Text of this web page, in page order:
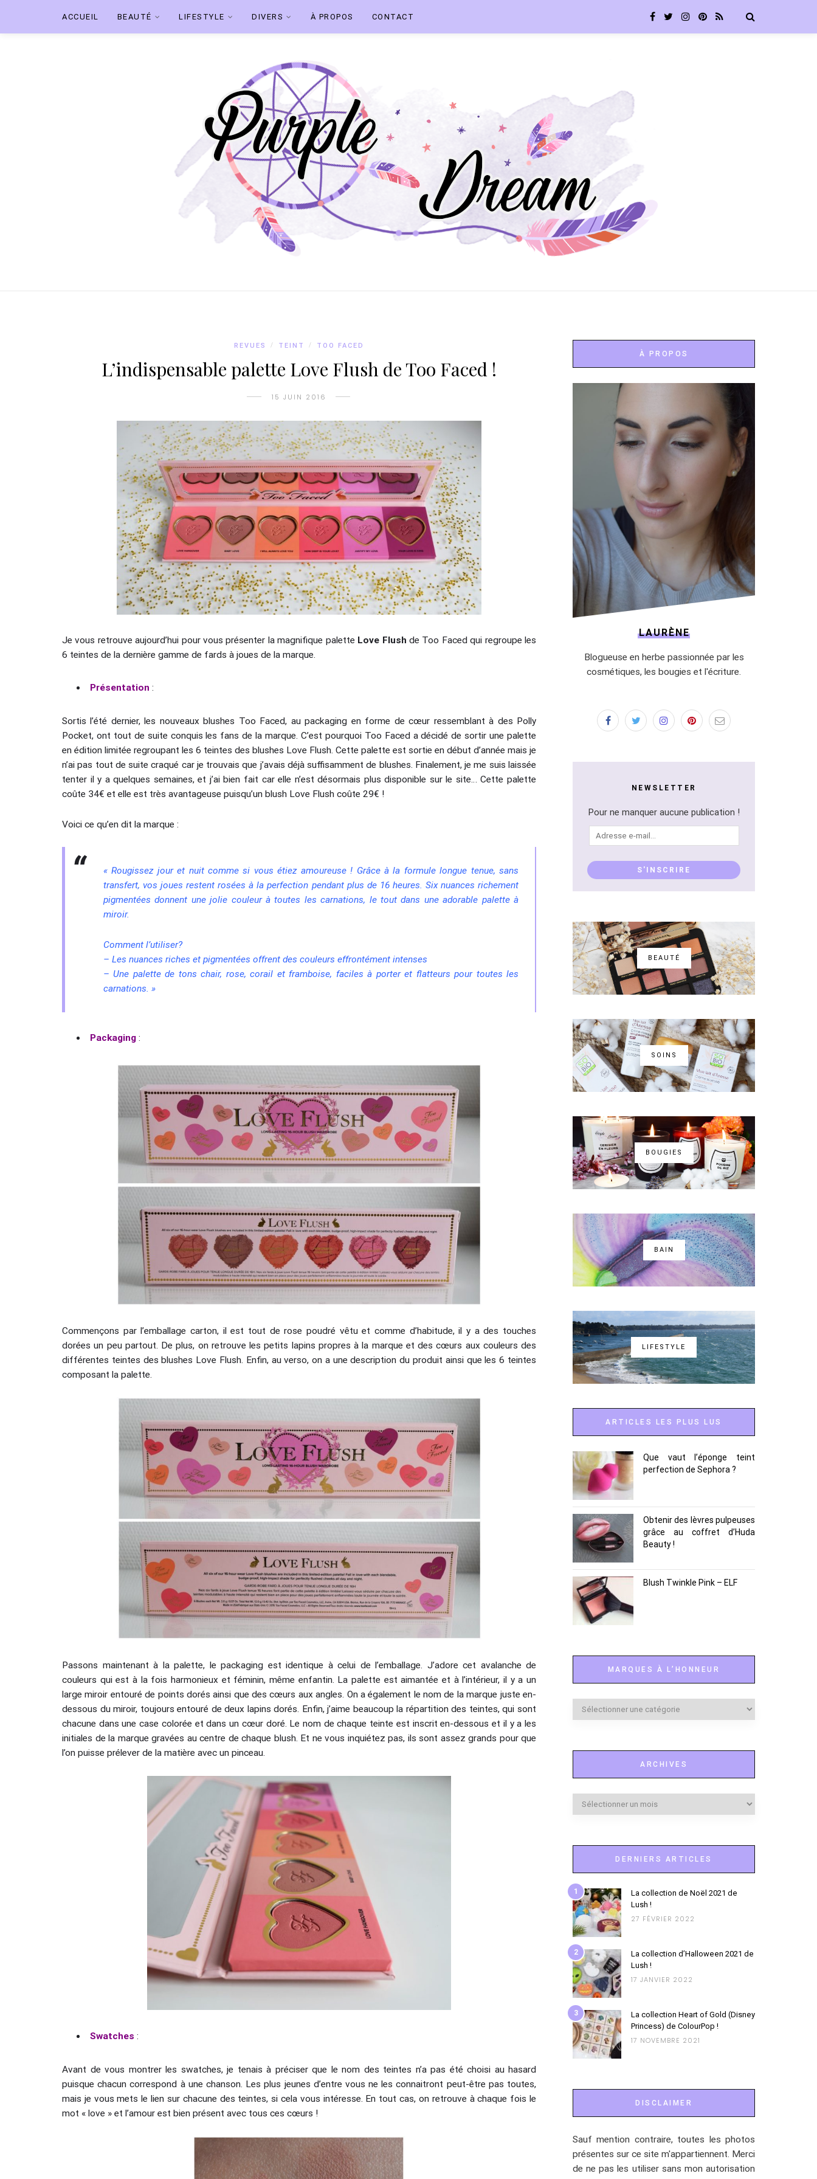
ACCUEIL BEAUTÉ LIFESTYLE DIVERS À PROPOS CONTACT
REVUES / TEINT / TOO FACED
L’indispensable palette Love Flush de Too Faced !
15 JUIN 2016
Je vous retrouve aujourd’hui pour vous présenter la magnifique palette Love Flush de Too Faced qui regroupe les
6 teintes de la dernière gamme de fards à joues de la marque.
Présentation :
Sortis l’été dernier, les nouveaux blushes Too Faced, au packaging en forme de cœur ressemblant à des Polly
Pocket, ont tout de suite conquis les fans de la marque. C’est pourquoi Too Faced a décidé de sortir une palette
en édition limitée regroupant les 6 teintes des blushes Love Flush. Cette palette est sortie en début d’année mais je
n’ai pas tout de suite craqué car je trouvais que j’avais déjà suffisamment de blushes. Finalement, je me suis laissée
tenter il y a quelques semaines, et j’ai bien fait car elle n’est désormais plus disponible sur le site… Cette palette
coûte 34€ et elle est très avantageuse puisqu’un blush Love Flush coûte 29€ !
Voici ce qu’en dit la marque :
« Rougissez jour et nuit comme si vous étiez amoureuse ! Grâce à la formule longue tenue, sans
transfert, vos joues restent rosées à la perfection pendant plus de 16 heures. Six nuances richement
pigmentées donnent une jolie couleur à toutes les carnations, le tout dans une adorable palette à
miroir.
Comment l’utiliser?
– Les nuances riches et pigmentées offrent des couleurs effrontément intenses
– Une palette de tons chair, rose, corail et framboise, faciles à porter et flatteurs pour toutes les
carnations. »
Packaging :
Commençons par l’emballage carton, il est tout de rose poudré vêtu et comme d’habitude, il y a des touches
dorées un peu partout. De plus, on retrouve les petits lapins propres à la marque et des cœurs aux couleurs des
différentes teintes des blushes Love Flush. Enfin, au verso, on a une description du produit ainsi que les 6 teintes
composant la palette.
Passons maintenant à la palette, le packaging est identique à celui de l’emballage. J’adore cet avalanche de
couleurs qui est à la fois harmonieux et féminin, même enfantin. La palette est aimantée et à l’intérieur, il y a un
large miroir entouré de points dorés ainsi que des cœurs aux angles. On a également le nom de la marque juste en-
dessous du miroir, toujours entouré de deux lapins dorés. Enfin, j’aime beaucoup la répartition des teintes, qui sont
chacune dans une case colorée et dans un cœur doré. Le nom de chaque teinte est inscrit en-dessous et il y a les
initiales de la marque gravées au centre de chaque blush. Et ne vous inquiétez pas, ils sont assez grands pour que
l’on puisse prélever de la matière avec un pinceau.
Swatches :
Avant de vous montrer les swatches, je tenais à préciser que le nom des teintes n’a pas été choisi au hasard
puisque chacun correspond à une chanson. Les plus jeunes d’entre vous ne les connaitront peut-être pas toutes,
mais je vous mets le lien sur chacune des teintes, si cela vous intéresse. En tout cas, on retrouve à chaque fois le
mot « love » et l’amour est bien présent avec tous ces cœurs !
À PROPOS
LAURÈNE
Blogueuse en herbe passionnée par les
cosmétiques, les bougies et l'écriture.
NEWSLETTER
Pour ne manquer aucune publication !
Adresse
e-
S'INSCRIRE
BEAUTÉ
SOINS
BOUGIES
BAIN
LIFESTYLE
ARTICLES LES PLUS LUS
Que vaut l’éponge teint
perfection de Sephora ?
Obtenir des lèvres pulpeuses
grâce au coffret d’Huda
Beauty !
Blush Twinkle Pink – ELF
MARQUES À L’HONNEUR
Marques
ARCHIVES
Archives
DERNIERS ARTICLES
1
La collection de Noël 2021 de
Lush !
27 FÉVRIER 2022
2
La collection d’Halloween 2021 de
Lush !
17 JANVIER 2022
3
La collection Heart of Gold (Disney
Princess) de ColourPop !
17 NOVEMBRE 2021
DISCLAIMER
Sauf mention contraire, toutes les photos
présentes sur ce site m'appartiennent. Merci
de ne pas les utiliser sans mon autorisation